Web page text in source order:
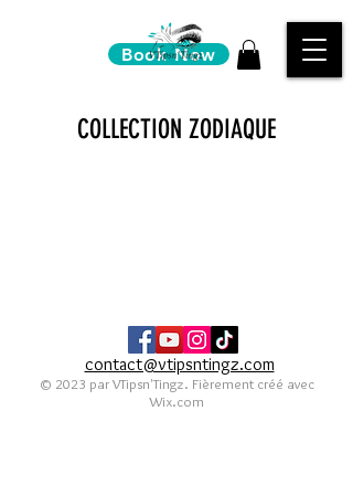
Book Now
COLLECTION ZODIAQUE
contact@vtipsntingz.com
© 2023 par VTipsn'Tingz. Fièrement créé avec
Wix.com